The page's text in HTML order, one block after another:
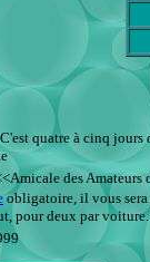
quatre à cinq
des
obligatoire, il vous sera
pour deux par voiture.